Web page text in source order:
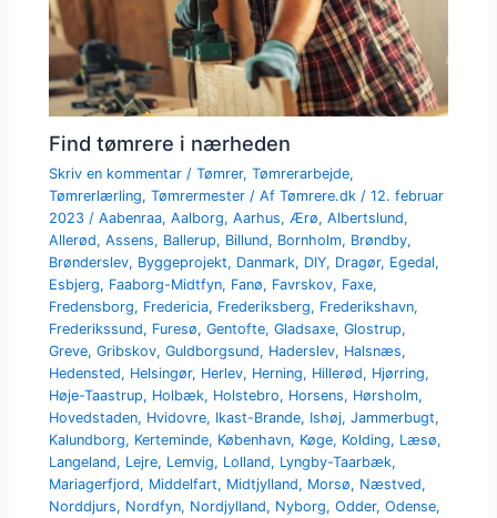
Find tømrere i nærheden
Skriv en kommentar /Tømrer,Tømrerarbejde,
Tømrerlærling,Tømrermester / AfTømrere.dk /12. februar
2023 /Aabenraa,Aalborg,Aarhus, Ærø,Albertslund,
Allerød,Assens, Ballerup, Billund, Bornholm, Brøndby,
Brønderslev, Byggeprojekt, Danmark, DIY, Dragør, Egedal,
Esbjerg, Faaborg-Midtfyn, Fanø, Favrskov, Faxe,
Fredensborg, Fredericia, Frederiksberg, Frederikshavn,
Frederikssund, Furesø,Gentofte,Gladsaxe,Glostrup,
Greve,Gribskov,Guldborgsund, Haderslev, Halsnæs,
Hedensted, Helsingør, Herlev, Herning, Hillerød, Hjørring,
Høje-Taastrup, Holbæk, Holstebro, Horsens, Hørsholm,
Hovedstaden, Hvidovre, Ikast-Brande, Ishøj,Jammerbugt,
Kalundborg, Kerteminde, København, Køge, Kolding, Læsø,
Langeland, Lejre, Lemvig, Lolland, Lyngby-Taarbæk,
Mariagerfjord, Middelfart, Midtjylland, Morsø, Næstved,
Norddjurs, Nordfyn, Nordjylland, Nyborg,Odder,Odense,